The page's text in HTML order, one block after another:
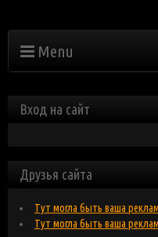
Menu
Вход на сайт
Друзья сайта
Тут могла быть ваша
Тут могла быть ваша